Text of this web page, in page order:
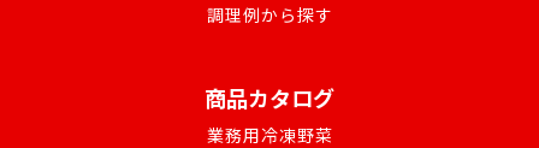
調理例から探す
商品カタログ
業務用冷凍野菜